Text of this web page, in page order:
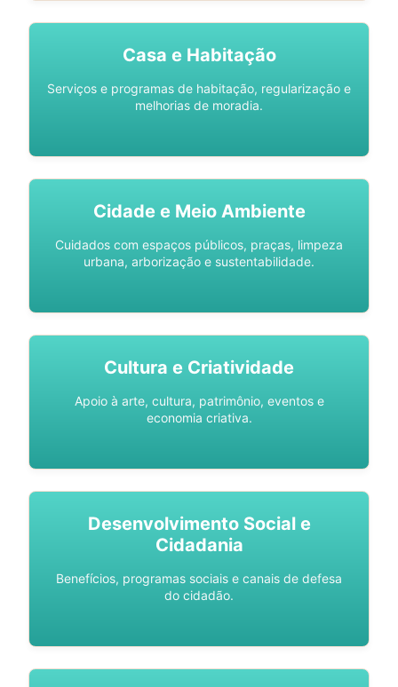
Casa e Habitação
Serviços e programas de habitação, regularização e
melhorias de moradia.
Cidade e Meio Ambiente
Cuidados com espaços públicos, praças, limpeza
urbana, arborização e sustentabilidade.
Cultura e Criatividade
Apoio à arte, cultura, patrimônio, eventos e
economia criativa.
Desenvolvimento Social e
Cidadania
Benefícios, programas sociais e canais de defesa
do cidadão.